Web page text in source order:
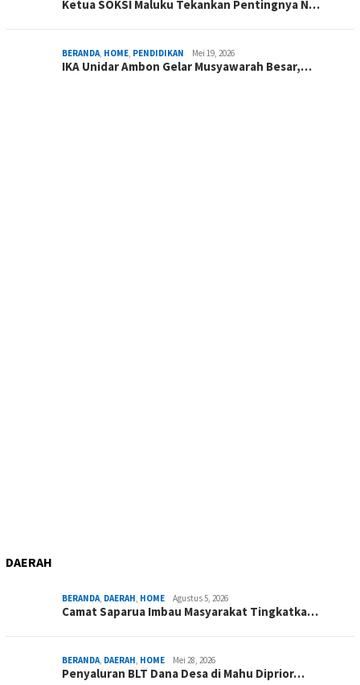
Ketua SOKSI Maluku Tekankan Pentingnya N…
BERANDA HOME PENDIDIKAN Mei 19, 2026
IKA Unidar Ambon Gelar Musyawarah Besar,…
DAERAH
BERANDA DAERAH HOME Agustus 5, 2026
Camat Saparua Imbau Masyarakat Tingkatka…
BERANDA DAERAH HOME Mei 28, 2026
Penyaluran BLT Dana Desa di Mahu Diprior…